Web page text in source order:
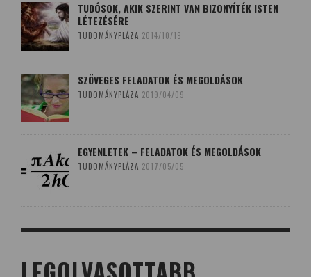
TUDÓSOK, AKIK SZERINT VAN BIZONYÍTÉK ISTEN
LÉTEZÉSÉRE
TUDOMÁNYPLÁZA 2014/10/19
SZÖVEGES FELADATOK ÉS MEGOLDÁSOK
TUDOMÁNYPLÁZA 2019/04/09
EGYENLETEK – FELADATOK ÉS MEGOLDÁSOK
TUDOMÁNYPLÁZA 2017/05/05